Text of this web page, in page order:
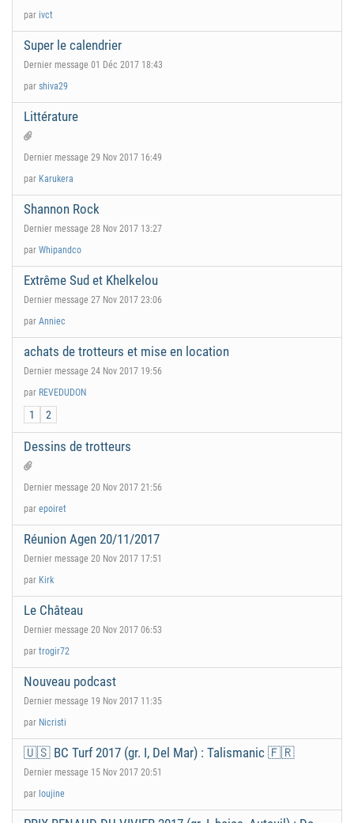
par ivct
Super le calendrier
Dernier message 01 Déc 2017 18:43
par shiva29
Littérature
Dernier message 29 Nov 2017 16:49
par Karukera
Shannon Rock
Dernier message 28 Nov 2017 13:27
par Whipandco
Extrême Sud et Khelkelou
Dernier message 27 Nov 2017 23:06
par Anniec
achats de trotteurs et mise en location
Dernier message 24 Nov 2017 19:56
par REVEDUDON
1 2
Dessins de trotteurs
Dernier message 20 Nov 2017 21:56
par epoiret
Réunion Agen 20/11/2017
Dernier message 20 Nov 2017 17:51
par Kirk
Le Château
Dernier message 20 Nov 2017 06:53
par trogir72
Nouveau podcast
Dernier message 19 Nov 2017 11:35
par Nicristi
🇺🇸 BC Turf 2017 (gr. I, Del Mar) : Talismanic 🇫🇷
Dernier message 15 Nov 2017 20:51
par loujine